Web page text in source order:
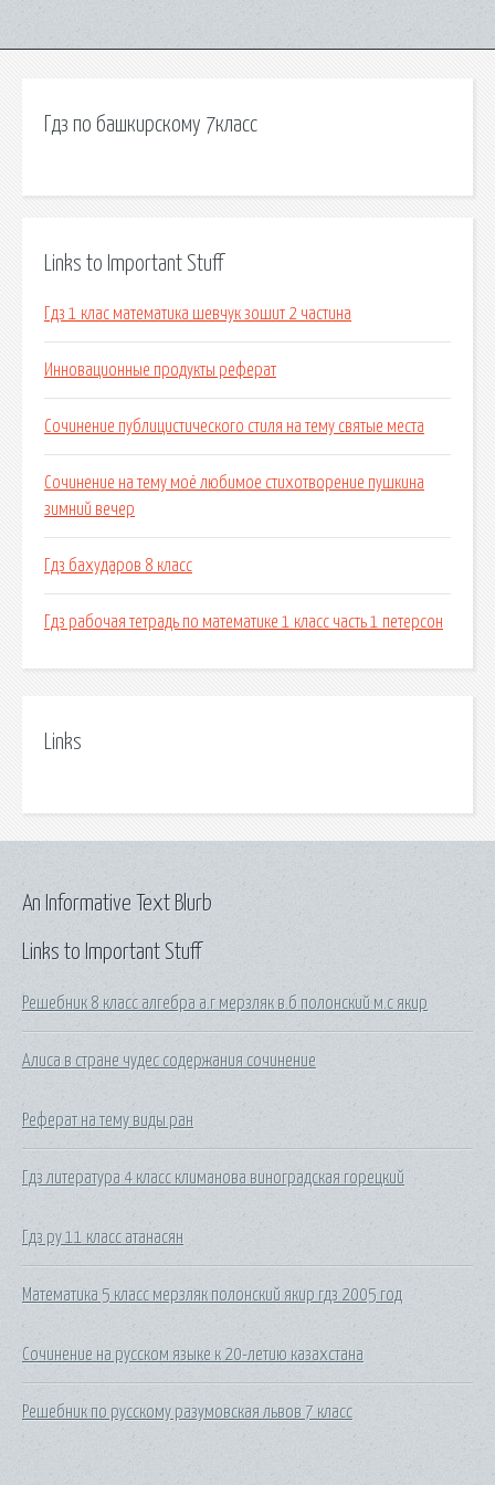
Гдз по башкирскому 7класс
Links to Important Stuff
Гдз 1 клас математика шевчук зошит 2 частина
Инновационные продукты реферат
Сочинение публицистического стиля на тему святые места
Сочинение на тему моё любимое стихотворение пушкина
зимний вечер
Гдз бахударов 8 класс
Гдз рабочая тетрадь по математике 1 класс часть 1 петерсон
Links
Links to Important Stuff
Решебник 8 класс алгебра а.г мерзляк в.б полонский м.с якир
Алиса в стране чудес содержания сочинение
Реферат на тему виды ран
Гдз литература 4 класс климанова виноградская горецкий
Гдз ру 11 класс атанасян
Математика 5 класс мерзляк полонский якир гдз 2005 год
Сочинение на русском языке к 20-летию казахстана
Решебник по русскому разумовская львов 7 класс
An Informative Text Blurb